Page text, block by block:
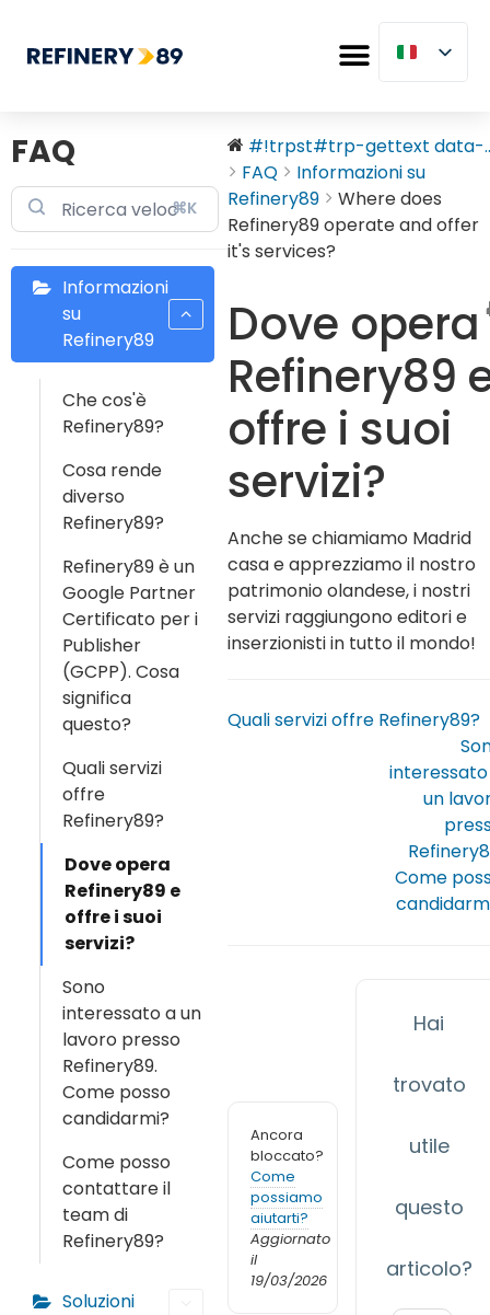
FAQ
⌘K
Informazioni
su
Refinery89
Che cos'è
Refinery89?
Cosa rende
diverso
Refinery89?
Refinery89 è un
Google Partner
Certificato per i
Publisher
(GCPP). Cosa
significa
questo?
Quali servizi
offre
Refinery89?
Dove opera
Refinery89 e
offre i suoi
servizi?
Sono
interessato a un
lavoro presso
Refinery89.
Come posso
candidarmi?
Come posso
contattare il
team di
Refinery89?
Soluzioni
#!trpst#trp-gettext data-
FAQ
Informazioni su
Refinery89
Where does
Refinery89 operate and offer
it's services?
Dove opera
Refinery89
offre i suoi
servizi?
Anche se chiamiamo Madrid
casa e apprezziamo il nostro
patrimonio olandese, i nostri
servizi raggiungono editori e
inserzionisti in tutto il mondo!
Quali servizi offre Refinery89?
un
Come
Ancora
bloccato?
Come
possiamo
aiutarti?
Aggiornato
il
19/03/2026
Hai
trovato
utile
questo
articolo?